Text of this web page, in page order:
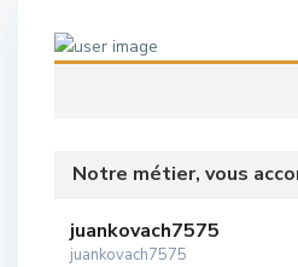
Notre métier, vous
juankovach7575
juankovach7575